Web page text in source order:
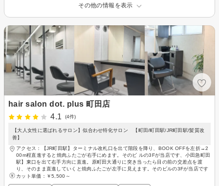
その他の情報を表示
hair salon dot. plus 町田店
4.1
(4件)
【大人女性に選ばれるサロン】似合わせ特化サロン 【町田/町田駅/JR町田駅/髪質改
善】
アクセス：【JR町田駅】ターミナル改札口を出て階段を降り、BOOK OFFを左折→2
00m程直進すると焼肉ふたごが右手にめます。そのビ ルの3Fが当店です、小田急町田
駅】東口を出て右手方向に直進。原町田大通りに突き当ったら目の前の交差点を渡
り、そのまま直進していくと焼肉ふたごが左手に見えます。そのビルの3Fが当店です
カット単価： ￥5,500～